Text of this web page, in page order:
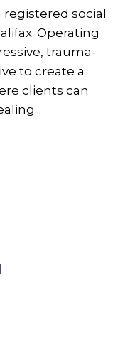
social
Operating
trauma-
to create a
clients can